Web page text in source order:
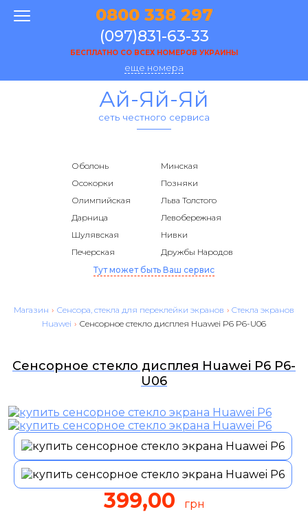
0800 338 297
(097)831-63-33
БЕСПЛАТНО СО ВСЕХ НОМЕРОВ УКРАИНЫ
еще номера
Ай-Яй-Яй
сеть честного сервиса
Оболонь
Минская
Осокорки
Позняки
Олимпийская
Льва Толстого
Дарница
Левобережная
Шулявская
Нивки
Печерская
Дружбы Народов
Тут может быть Ваш сервис
Магазин › Сенсора, стекла для переклейки экранов › Cтекла экранов
Huawei › Сенсорное стекло дисплея Huawei P6 P6-U06
Сенсорное стекло дисплея Huawei P6 P6-
U06
399,00 грн